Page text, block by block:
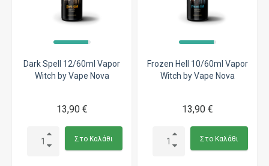
Dark Spell 12/60ml Vapor
Witch by Vape Nova
13,90 €
Στο Καλάθι
Frozen Hell 10/60ml Vapor
Witch by Vape Nova
13,90 €
Στο Καλάθι